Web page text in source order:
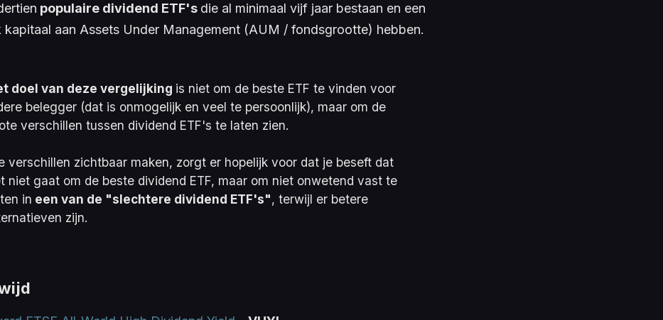
populaire dividend ETF's die al minimaal vijf jaar bestaan en een
kapitaal aan Assets Under Management (AUM / fondsgrootte) hebben.
doel van deze vergelijking is niet om de beste ETF te vinden voor
belegger (dat is onmogelijk en veel te persoonlijk), maar om de
verschillen tussen dividend ETF's te laten zien.
verschillen zichtbaar maken, zorgt er hopelijk voor dat je beseft dat
niet gaat om de beste dividend ETF, maar om niet onwetend vast te
in een van de "slechtere dividend ETF's", terwijl er betere
zijn.